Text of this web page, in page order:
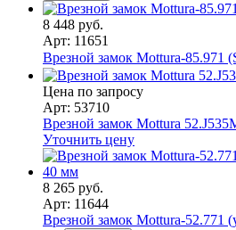
8 448 руб.
Арт: 11651
Врезной замок Mottura-85.971
Цена по запросу
Арт: 53710
Врезной замок Mottura
Уточнить цену
8 265 руб.
Арт: 11644
Врезной замок Mottura-52.771